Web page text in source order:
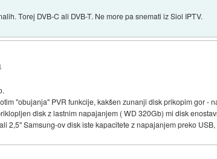
Torej DVB-C ali DVB-T. Ne more pa snemati iz Siol IPTV.
"obujanja" PVR funkcije, kakšen zunanji disk prikopim gor -
disk z lastnim napajanjem ( WD 320Gb) mi disk
2,5" Samsung-ov disk iste kapacitete z napajanjem preko